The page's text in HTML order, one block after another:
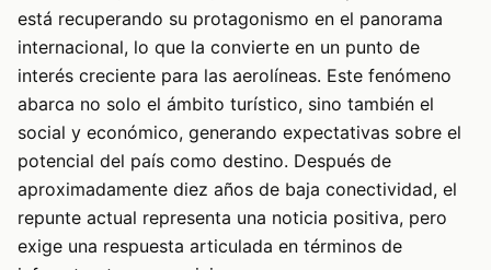
está recuperando su protagonismo en el panorama
internacional, lo que la convierte en un punto de
interés creciente para las aerolíneas. Este fenómeno
abarca no solo el ámbito turístico, sino también el
social y económico, generando expectativas sobre el
potencial del país como destino. Después de
aproximadamente diez años de baja conectividad, el
repunte actual representa una noticia positiva, pero
exige una respuesta articulada en términos de